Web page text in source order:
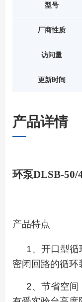
型号
厂商性质
访问量
更新时间
产品详情
环泵DLSB-50/
产品特点
1、 开口型循
密闭回路的循环
2、节省空间